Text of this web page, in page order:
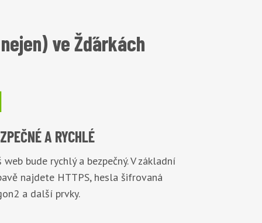
ve Žďárkách
A RYCHLÉ
web bude rychlý a bezpečný. V základní
najdete HTTPS, hesla šifrovaná
a další prvky.